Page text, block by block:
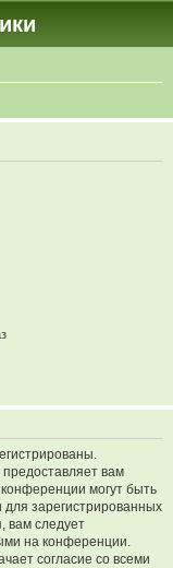
предоставляет вам
могут быть
зарегистрированных
вам следует
на конференции.
согласие со всеми